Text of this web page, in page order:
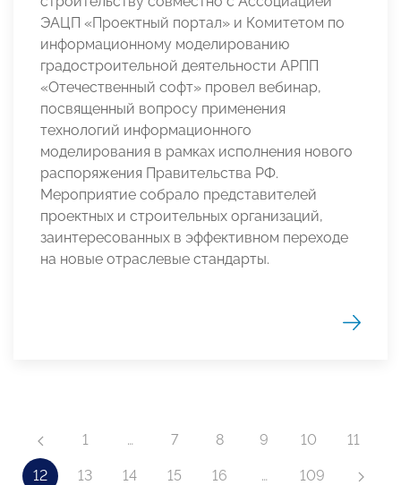
ЭАЦП «Проектный портал» и Комитетом по
информационному моделированию
градостроительной деятельности АРПП
«Отечественный софт» провел вебинар,
посвященный вопросу применения
технологий информационного
моделирования в рамках исполнения нового
распоряжения Правительства РФ.
Мероприятие собрало представителей
проектных и строительных организаций,
заинтересованных в эффективном переходе
на новые отраслевые стандарты.
1 … 7 8 9 10 11
12 13 14 15 16 … 109